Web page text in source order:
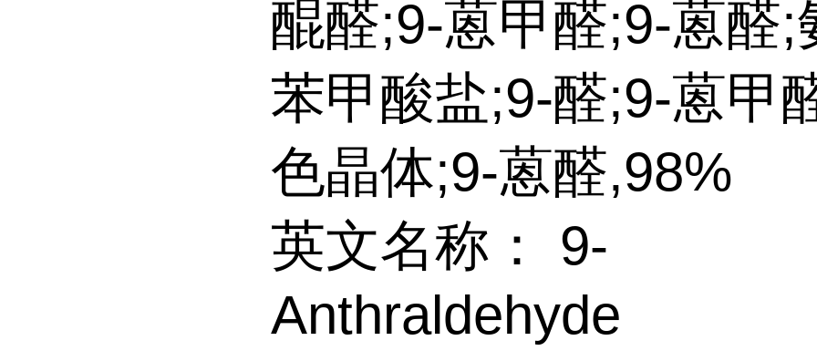
醌醛;9-蒽甲醛;9-蒽醛;
苯甲酸盐;9-醛;9-蒽甲
色晶体;9-蒽醛,98%
英文名称： 9-
Anthraldehyde